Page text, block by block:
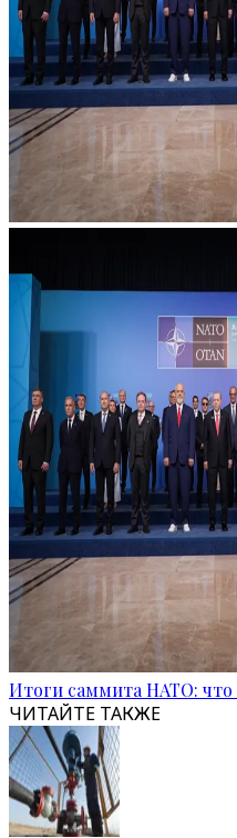
Итоги саммита НАТО:
ЧИТАЙТЕ ТАКЖЕ